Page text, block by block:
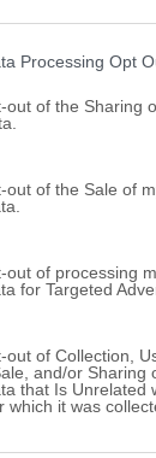
website/app
visit or usage
to Google and
below specified
Processing Opt
out of the Sharing
out of the Sale of
out of processing
for Targeted
out of Collection,
and/or Sharing
that Is Unrelated
which it was
"The situation is out of
battle wildfire